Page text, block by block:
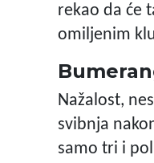
rekao da će
omiljenim
Nažalost,
svibnja
samo tri i